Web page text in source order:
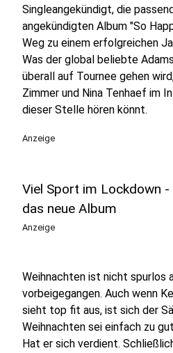
Singleangekündigt, die
angekündigten Album "So
Weg zu einem erfolgreichen
Was der global beliebte
überall auf Tournee gehen
Zimmer und Nina Tenhaef im
dieser Stelle hören könnt.
Anzeige
Viel Sport im Lockdown
das neue Album
Anzeige
Weihnachten ist nicht spurlos
vorbeigegangen. Auch wenn
sieht top fit aus, ist sich der
Weihnachten sei einfach zu
Hat er sich verdient.